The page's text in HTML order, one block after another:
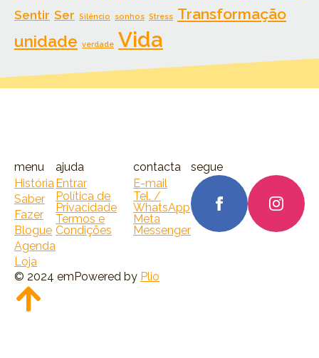
Sentir Ser Silêncio sonhos Stress Transformação
unidade verdade Vida
menu
História
Saber
Fazer
Blogue
Agenda
Loja
ajuda
Entrar
Política de
Privacidade
Termos e
Condições
contacta
E-mail
Tel. /
WhatsApp
Meta
Messenger
segue
© 2024 emPowered by Plio